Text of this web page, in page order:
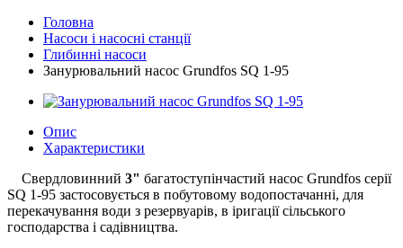
Головна
Насоси і насосні станції
Глибинні насоси
Занурювальний насос Grundfos SQ 1-95
Опис
Характеристики
Свердловинний 3" багатоступінчастий насос Grundfos серії
SQ 1-95 застосовується в побутовому водопостачанні, для
перекачування води з резервуарів, в іригації сільського
господарства і садівництва.